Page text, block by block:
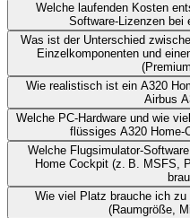
Welche laufenden Kosten
Software-Lizenzen bei
Was ist der Unterschied
Einzelkomponenten und
Wie realistisch ist ein A320
Airbus
Welche PC-Hardware und wie
flüssiges A320 Home-
Welche Flugsimulator-
Home Cockpit (z. B. MSFS,
Wie viel Platz brauche ich
(Raumgröße,